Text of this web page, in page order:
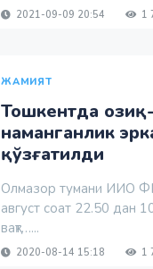
2021-09-09 20:54 1
ЖАМИЯТ
Тошкентда
наманганлик
қўзғатилди
Олмазор тумани ИИО
август соат 22.50 дан
вақт…...
2020-08-14 15:18 1